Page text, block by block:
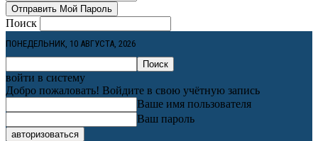
Поиск
ПОНЕДЕЛЬНИК, 10 АВГУСТА, 2026
войти в систему
Добро пожаловать! Войдите в свою учётную запись
Ваше имя пользователя
Ваш пароль